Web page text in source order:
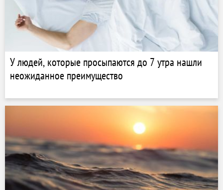
У людей, которые просыпаются до 7 утра нашли
неожиданное преимущество